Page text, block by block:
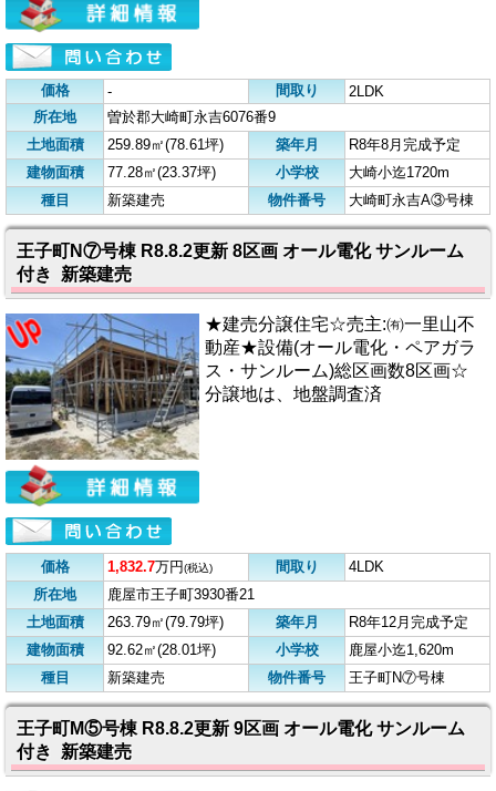
価格 - 間取り
2LDK
所在地
曽於郡大崎町永吉6076番9
土地面積
259.89㎡(78.61坪) 築年月
R8年8月完成予定
建物面積
77.28㎡(23.37坪) 小学校
大崎小迄1720m
種目
新築建売 物件番号 大崎町永吉A③号棟
王子町N⑦号棟 R8.8.2更新 8区画 オール電化 サンルーム
付き 新築建売
★建売分譲住宅☆売主:㈲一里山不
動産★設備(オール電化・ペアガラ
ス・サンルーム)総区画数8区画☆
分譲地は、地盤調査済
価格 1,832.7万円(税込) 間取り
4LDK
所在地
鹿屋市王子町3930番21
土地面積
263.79㎡(79.79坪) 築年月
R8年12月完成予定
建物面積
92.62㎡(28.01坪) 小学校
鹿屋小迄1,620m
種目
新築建売 物件番号 王子町N⑦号棟
王子町M⑤号棟 R8.8.2更新 9区画 オール電化 サンルーム
付き 新築建売